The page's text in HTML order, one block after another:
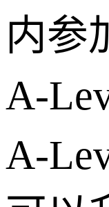
内参
A-
A-